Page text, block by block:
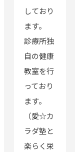
しており
ます。
診療所独
自の健康
教室を行
っており
ます。
（愛☆カ
ラダ塾と
楽らく栄